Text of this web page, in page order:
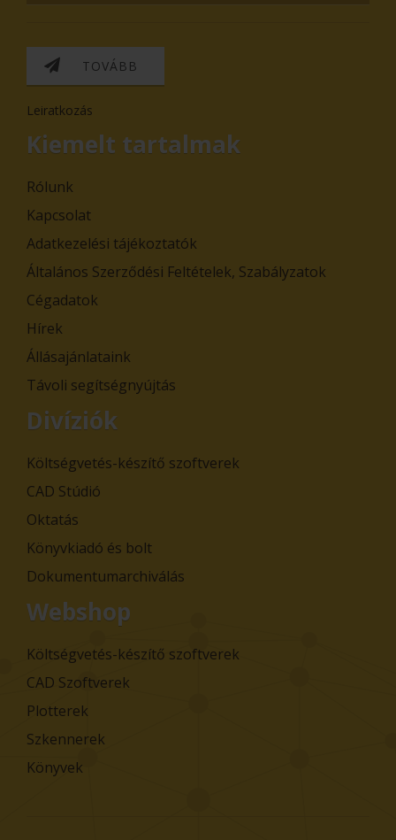
TOVÁBB
Leiratkozás
Kiemelt tartalmak
Rólunk
Kapcsolat
Adatkezelési tájékoztatók
Általános Szerződési Feltételek, Szabályzatok
Cégadatok
Hírek
Állásajánlataink
Távoli segítségnyújtás
Divíziók
Költségvetés-készítő szoftverek
CAD Stúdió
Oktatás
Könyvkiadó és bolt
Dokumentumarchiválás
Webshop
Költségvetés-készítő szoftverek
CAD Szoftverek
Plotterek
Szkennerek
Könyvek